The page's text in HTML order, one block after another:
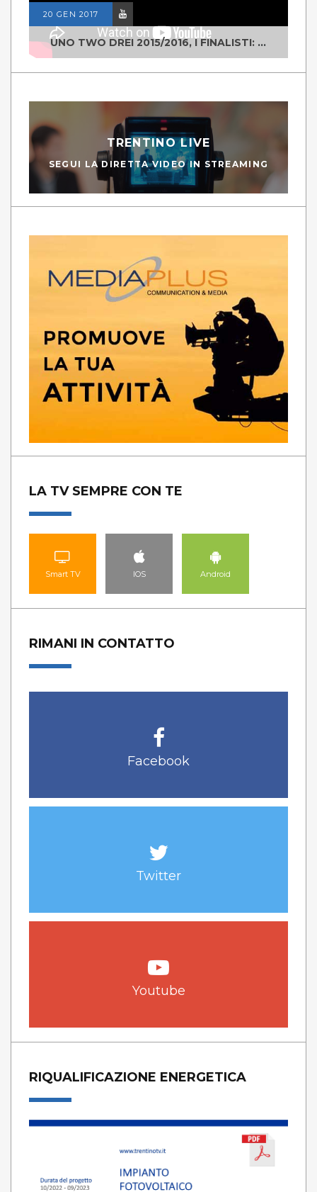
20 GEN 2017
UNO TWO DREI 2015/2016, I FINALISTI: CLASSE IV ALS ISTITUTO "DEGASPERI" BORGO VALSUGANA
TRENTINO LIVE
SEGUI LA DIRETTA VIDEO IN STREAMING
LA TV SEMPRE CON TE
Smart TV IOS Android
RIMANI IN CONTATTO
Facebook
Twitter
Youtube
RIQUALIFICAZIONE ENERGETICA